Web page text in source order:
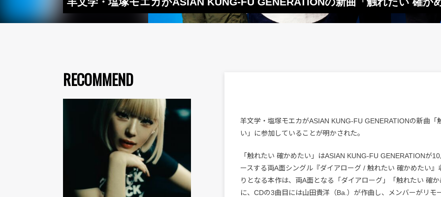
RECOMMEND
羊文学・塩塚モエカがASIAN KUNG-FU GENERATIONの新曲「
い」に参加していることが明かされた。
「触れたい 確かめたい」はASIAN KUNG-FU GENERATIONが
ースする両A面シングル『ダイアローグ / 触れたい 確かめたい
りとなる本作は、両A面となる「ダイアローグ」「触れたい 確
に、CDの3曲目には山田貴洋（Ba.）が作曲し、メンバーがリモ